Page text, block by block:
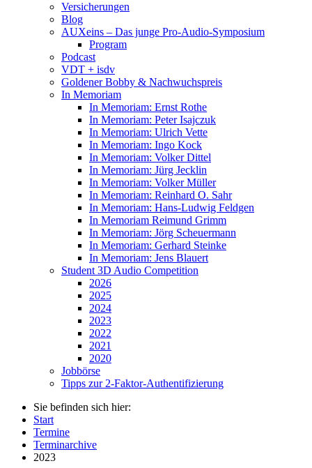
Versicherungen
Blog
AUXeins – Das junge Pro-Audio-Symposium
Program
Podcast
VDT + isdv
Goldener Bobby & Nachwuchspreis
In Memoriam
In Memoriam: Ernst Rothe
In Memoriam: Peter Isajczuk
In Memoriam: Ulrich Vette
In Memoriam: Ingo Kock
In Memoriam: Volker Dittel
In Memoriam: Jürg Jecklin
In Memoriam: Volker Müller
In Memoriam: Reinhard O. Sahr
In Memoriam: Hans-Ludwig Feldgen
In Memoriam Reimund Grimm
In Memoriam: Jörg Scheuermann
In Memoriam: Gerhard Steinke
In Memoriam: Jens Blauert
Student 3D Audio Competition
2026
2025
2024
2023
2022
2021
2020
Jobbörse
Tipps zur 2-Faktor-Authentifizierung
Sie befinden sich hier:
Start
Termine
Terminarchive
2023